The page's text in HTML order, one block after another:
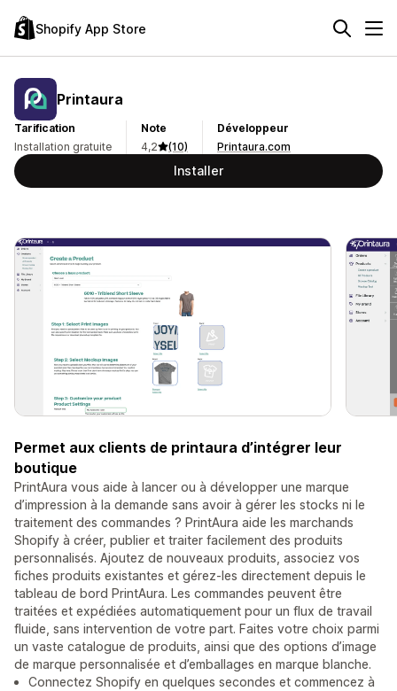
Shopify App Store
Printaura
Tarification
Installation gratuite
Note
4,2
(10)
Développeur
Printaura.com
Installer
Permet aux clients de printaura d’intégrer leur
boutique
PrintAura vous aide à lancer ou à développer une marque
d’impression à la demande sans avoir à gérer les stocks ni le
traitement des commandes ? PrintAura aide les marchands
Shopify à créer, publier et traiter facilement des produits
personnalisés. Ajoutez de nouveaux produits, associez vos
fiches produits existantes et gérez-les directement depuis le
tableau de bord PrintAura. Les commandes peuvent être
traitées et expédiées automatiquement pour un flux de travail
fluide, sans intervention de votre part. Faites votre choix parmi
un vaste catalogue de produits, ainsi que des options d’image
de marque personnalisée et d’emballages en marque blanche.
Connectez Shopify en quelques secondes et commencez à